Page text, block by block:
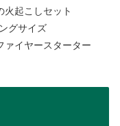
火起こしセット
グサイズ
ァイヤースターター